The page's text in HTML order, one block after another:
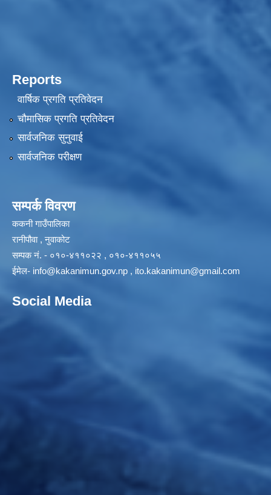
Reports
वार्षिक प्रगति प्रतिवेदन
चौमासिक प्रगति प्रतिवेदन
सार्वजनिक सुनुवाई
सार्वजनिक परीक्षण
सम्पर्क विवरण
ककनी गाउँपालिका
रानीपौवा , नुवाकोट
सम्पक नं. - ०१०-४११०२२ , ०१०-४११०५५
ईमेल- info@kakanimun.gov.np , ito.kakanimun@gmail.com
Social Media